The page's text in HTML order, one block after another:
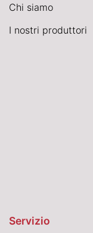
Chi siamo
I nostri produttori
Servizio